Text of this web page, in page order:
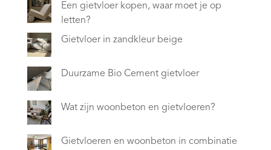
Een gietvloer kopen, waar moet je op
letten?
Gietvloer in zandkleur beige
Duurzame Bio Cement gietvloer
Wat zijn woonbeton en gietvloeren?
Gietvloeren en woonbeton in combinatie